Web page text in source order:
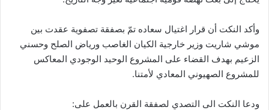
وأكد النكت أن قرار اغتيال سعاده تمّ بصفقة تصفوية عقدت بين
موشي شاريت وزير خارجية الكيان الغاصب ورياض الصلح وحسني
الزعيم بهدف القضاء على المشروع الوحيد الوجودي المعاكس
للمشروع الصهيوني المعادي لأمتنا.
ودعا النكت الى التصدي لصفقة القرن بالعمل على: